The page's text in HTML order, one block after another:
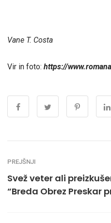
Vane T. Costa
Vir in foto: https://
PREJŠNJI
Svež veter ali
“Breda Obrez Preskar